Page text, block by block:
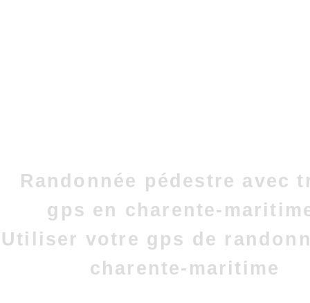
Randonnée pédestre avec
gps en charente-
Utiliser votre gps de
charente-maritime